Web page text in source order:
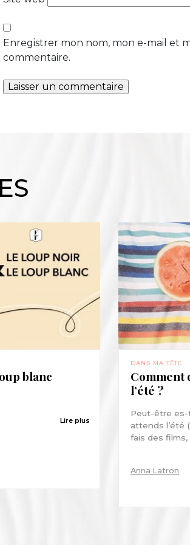
Enregistrer mon nom, mon e-mail et
commentaire.
blanc
Lire plus
DANS MA TÊTE
Comment
l’été ?
Peut-être es-
attends l’été
fais des films,
Anna Latron